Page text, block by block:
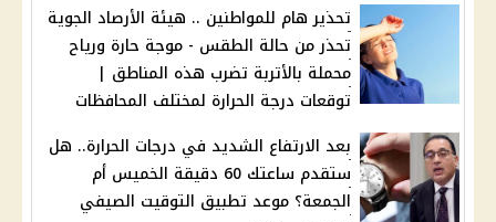
تحذير هام للمواطنين .. هيئة الأرصاد الجوية
تحذر من حالة الطقس - موجة حارة ورياح
محملة بالأتربة تضرب هذه المناطق |
توقعات درجة الحرارة لمختلف المحافظات
بعد الارتفاع الشديد في درجات الحرارة.. هل
ستقدم ساعتك 60 دقيقة الخميس أم
الجمعة؟ موعد تطبيق التوقيت الصيفي